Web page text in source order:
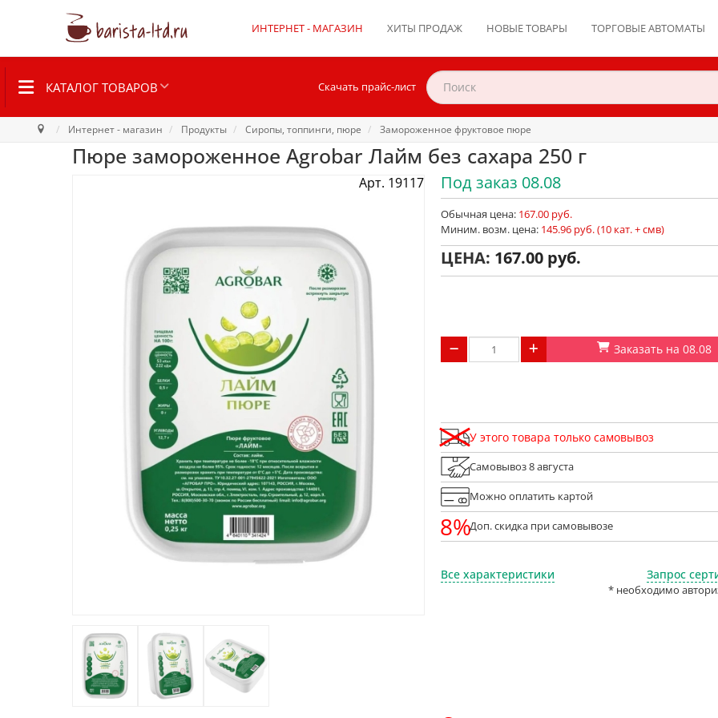
ИНТЕРНЕТ - МАГАЗИН ХИТЫ ПРОДАЖ НОВЫЕ ТОВАРЫ ТОРГОВЫЕ АВТОМАТЫ
КАТАЛОГ ТОВАРОВ Скачать прайс-лист
Интернет - магазин
Продукты Сиропы, топпинги, пюре Замороженное фруктовое пюре
Арт. 19117
Пюре замороженное Agrobar Лайм без сахара 250 г
Под заказ 08.08
Обычная цена: 167.00 руб.
Миним. возм. цена: 145.96 руб. (10 кат. + смв)
ЦЕНА: 167.00
Заказать на 08.08
У этого товара только самовывоз
Самовывоз 8 августа
Можно оплатить картой
8%Доп. скидка при самовывозе
Все характеристики Запрос
* необходимо